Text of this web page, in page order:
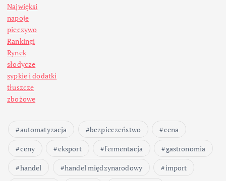
Najwięksi
napoje
pieczywo
Rankingi
Rynek
słodycze
sypkie i dodatki
tłuszcze
zbożowe
automatyzacja bezpieczeństwo
cena
ceny
eksport fermentacja
gastronomia
handel
handel międzynarodowy
import